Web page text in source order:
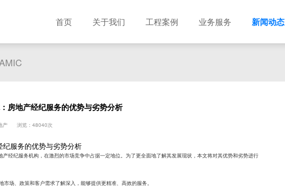
首页 关于我们 工程案例 业务服务 新闻动态
房地产经纪服务的优势与劣势分析
产 浏览：48040次
纪服务的优势与劣势分析
产经纪服务机构，在激烈的市场竞争中占据一定地位。为了更全面地了解其发展现状，本文将对其优势和劣势进行
市场、政策和客户需求了解深入，能够提供更精准、高效的服务。